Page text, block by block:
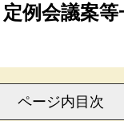
例会議案等
ページ内目次